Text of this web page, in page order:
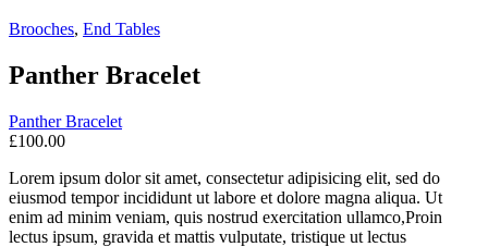
Brooches‎, End Tables
Panther Bracelet
Panther Bracelet
£100.00
Lorem ipsum dolor sit amet, consectetur adipisicing elit, sed do
eiusmod tempor incididunt ut labore et dolore magna aliqua. Ut
enim ad minim veniam, quis nostrud exercitation ullamco,Proin
lectus ipsum, gravida et mattis vulputate, tristique ut lectus